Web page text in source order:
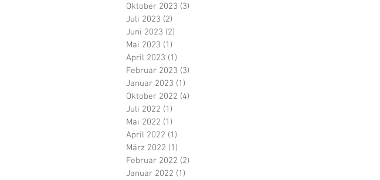
Oktober 2023 (3)
Juli 2023 (2)
Juni 2023 (2)
Mai 2023 (1)
April 2023 (1)
Februar 2023 (3)
Januar 2023 (1)
Oktober 2022 (4)
Juli 2022 (1)
Mai 2022 (1)
April 2022 (1)
März 2022 (1)
Februar 2022 (2)
Januar 2022 (1)